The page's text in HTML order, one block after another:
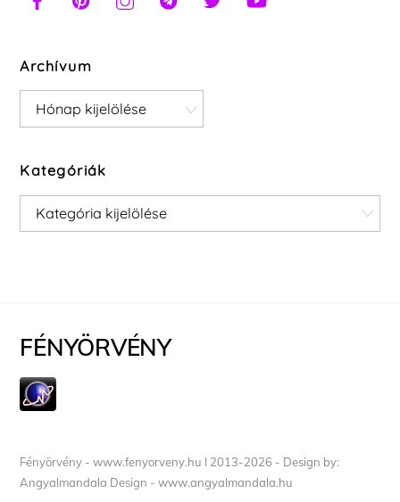
Archívum
Archívum
Kategóriák
Kategóriák
FÉNYÖRVÉNY
Fényörvény - www.fenyorveny.hu I 2013-2026 - Design by:
Angyalmandala Design - www.angyalmandala.hu